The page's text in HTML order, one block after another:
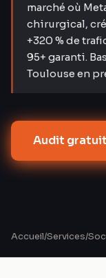
marché où
chirurgical,
+320 % de
95+ garanti.
Toulouse en
Audit
Accueil/Services/